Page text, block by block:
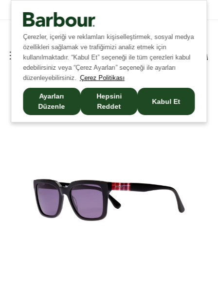
Çerezler, içeriği ve reklamları kişiselleştirmek, sosyal medya
özellikleri sağlamak ve trafiğimizi analiz etmek için
kullanılmaktadır. “Kabul Et” seçeneği ile tüm çerezleri kabul
edebilirsiniz veya “Çerez Ayarları” seçeneği ile ayarları
düzenleyebilirsiniz. Çerez Politikası
Ayarları
Düzenle
Hepsini
Reddet
Kabul Et